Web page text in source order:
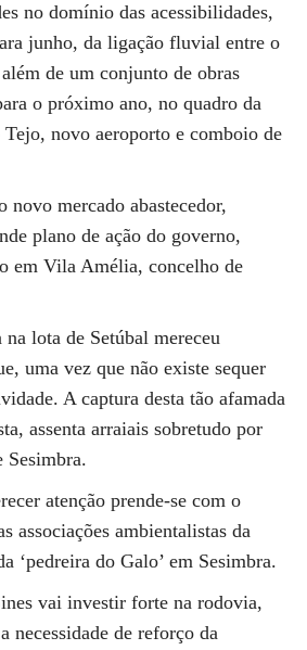
no domínio das acessibilidades,
junho, da ligação fluvial entre o
de um conjunto de obras
o próximo ano, no quadro da
novo aeroporto e comboio de
novo mercado abastecedor,
plano de ação do governo,
em Vila Amélia, concelho de
lota de Setúbal mereceu
uma vez que não existe sequer
A captura desta tão afamada
assenta arraiais sobretudo por
Sesimbra.
atenção prende-se com o
associações ambientalistas da
‘pedreira do Galo’ em Sesimbra.
vai investir forte na rodovia,
necessidade de reforço da